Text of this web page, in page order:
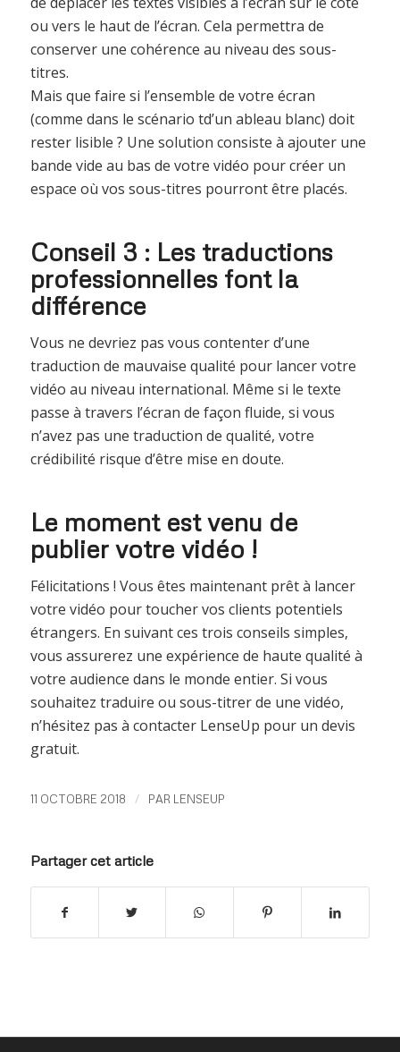
ou vers le haut de l’écran. Cela permettra de
conserver une cohérence au niveau des sous-
titres.
Mais que faire si l’ensemble de votre écran
(comme dans le scénario td’un ableau blanc) doit
rester lisible ? Une solution consiste à ajouter une
bande vide au bas de votre vidéo pour créer un
espace où vos sous-titres pourront être placés.
Conseil 3 : Les traductions
professionnelles font la
différence
Vous ne devriez pas vous contenter d’une
traduction de mauvaise qualité pour lancer votre
vidéo au niveau international. Même si le texte
passe à travers l’écran de façon fluide, si vous
n’avez pas une traduction de qualité, votre
crédibilité risque d’être mise en doute.
Le moment est venu de
publier votre vidéo !
Félicitations ! Vous êtes maintenant prêt à lancer
votre vidéo pour toucher vos clients potentiels
étrangers. En suivant ces trois conseils simples,
vous assurerez une expérience de haute qualité à
votre audience dans le monde entier. Si vous
souhaitez traduire ou sous-titrer de une vidéo,
n’hésitez pas à contacter LenseUp pour un devis
gratuit.
11 OCTOBRE 2018 / PAR LENSEUP
Partager cet article